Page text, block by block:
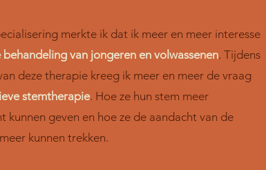
merkte ik dat ik meer en meer interesse
behandeling van jongeren en volwassenen. Tijdens
deze therapie kreeg ik meer en meer de vraag
stemtherapie. Hoe ze hun stem meer
kunnen geven en hoe ze de aandacht van de
kunnen trekken.